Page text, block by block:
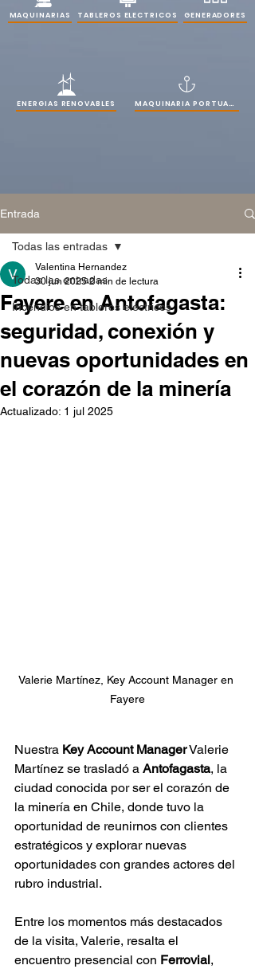
MAQUINARIAS TABLEROS ELECTRICOS GENERADORES
ENERGIAS RENOVABLES MAQUINARIA PORTUARIA
Entrada
Todas las entradas
Incendios en tableros eléctricos
Todas las entradas
Fayere en Antofagasta:
seguridad, conexión y
nuevas oportunidades en
el corazón de la minería
Valentina Hernandez
30 jun 2025 2 min de lectura
Actualizado: 1 jul 2025
Valerie Martínez, Key Account Manager en
Fayere
Nuestra Key Account Manager Valerie
Martínez se trasladó a Antofagasta, la
ciudad conocida por ser el corazón de
la minería en Chile, donde tuvo la
oportunidad de reunirnos con clientes
estratégicos y explorar nuevas
oportunidades con grandes actores del
rubro industrial.
Entre los momentos más destacados
de la visita, Valerie, resalta el
encuentro presencial con Ferrovial,